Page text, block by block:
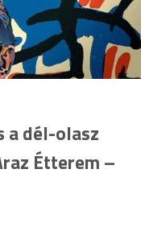
a dél-olasz
Étterem –